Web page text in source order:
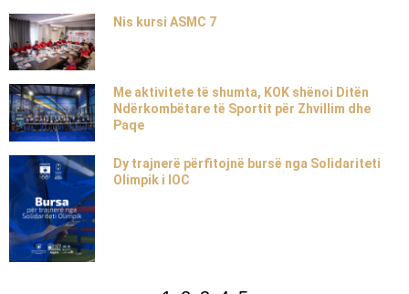
Nis kursi ASMC 7
Me aktivitete të shumta, KOK shënoi Ditën
Ndërkombëtare të Sportit për Zhvillim dhe
Paqe
Dy trajnerë përfitojnë bursë nga Solidariteti
Olimpik i IOC